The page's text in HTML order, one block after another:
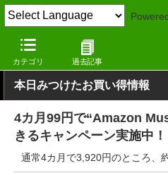
カテゴリ 過去記事
窓の杜 画像・映像・音楽
本日みつけたお買い得情報
4カ月99円で“Amazon
きるキャンペーン実施中！
通常4カ月で3,920円のところ、